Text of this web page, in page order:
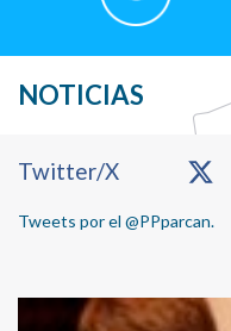
NOTICIAS
Primary
Twitter/X
Tweets por el @PPparcan.